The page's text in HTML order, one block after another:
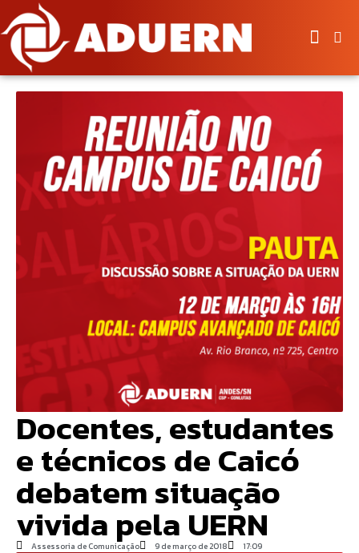
Docentes, estudantes
e técnicos de Caicó
debatem situação
vivida pela UERN
Assessoria de Comunicação 9 de março de 2018 17:09